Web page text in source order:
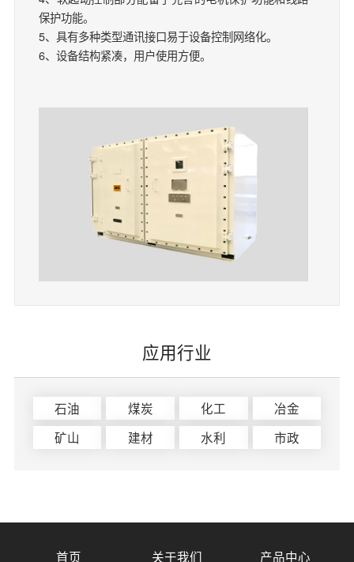
保护功能。
5、具有多种类型通讯接口易于设备控制网络化。
6、设备结构紧凑，用户使用方便。
应用行业
石油 煤炭 化工
冶金
矿山
建材 水利 市政
首页 关于我们 产品中心